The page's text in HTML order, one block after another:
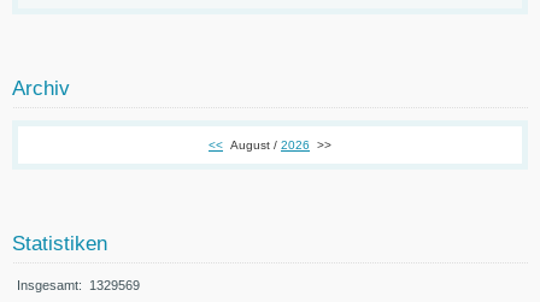
Archiv
<< August / 2026 >>
Statistiken
Insgesamt: 1329569